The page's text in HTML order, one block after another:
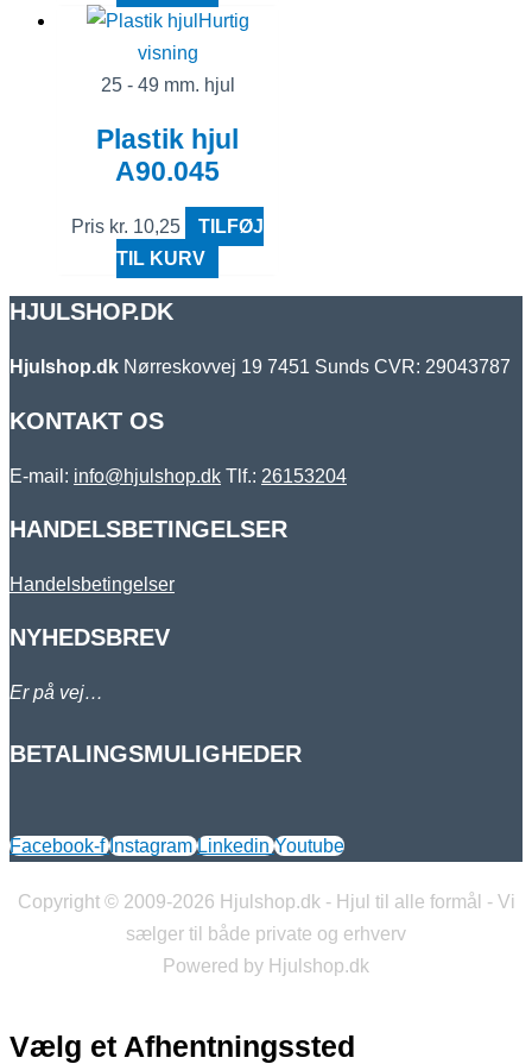
Hurtig
visning
25 - 49 mm. hjul
Plastik hjul
A90.045
Pris kr. 10,25
TILFØJ
TIL KURV
HJULSHOP.DK
Hjulshop.dk Nørreskovvej 19 7451 Sunds CVR: 29043787
KONTAKT OS
E-mail: info@hjulshop.dk Tlf.: 26153204
HANDELSBETINGELSER
Handelsbetingelser
NYHEDSBREV
Er på vej…
BETALINGSMULIGHEDER
Facebook-f Instagram Linkedin Youtube
Copyright © 2009-2026 Hjulshop.dk - Hjul til alle formål - Vi
sælger til både private og erhverv
Powered by Hjulshop.dk
Vælg et Afhentningssted